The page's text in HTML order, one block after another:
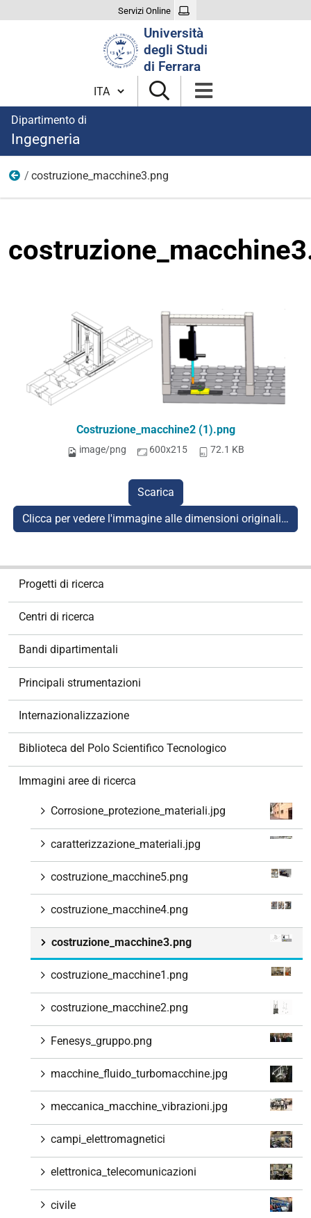
Servizi Online
Università
degli Studi
di Ferrara
Cambia lingua
Dipartimento di
Ingegneria
Immagini aree di ricerca
costruzione_macchine3.png
Costruzione_macchine2 (1).png
image/png 600x215 72.1 KB
Scarica
Clicca per vedere l'immagine alle dimensioni originali…
Progetti di ricerca
Centri di ricerca
Bandi dipartimentali
Principali strumentazioni
Internazionalizzazione
Biblioteca del Polo Scientifico Tecnologico
Immagini aree di ricerca
Corrosione_protezione_materiali.jpg
caratterizzazione_materiali.jpg
costruzione_macchine5.png
costruzione_macchine4.png
costruzione_macchine3.png
costruzione_macchine1.png
costruzione_macchine2.png
Fenesys_gruppo.png
macchine_fluido_turbomacchine.jpg
meccanica_macchine_vibrazioni.jpg
campi_elettromagnetici
elettronica_telecomunicazioni
civile